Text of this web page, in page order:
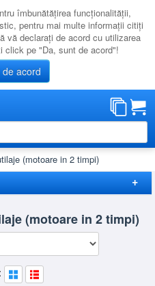
îmbunătăţirea funcţionalităţii,
pentru mai multe informaţii citiţi
vă declaraţi de acord cu utilizarea
click pe "Da, sunt de acord"!
acord
(motoare in 2 timpi)
(motoare in 2 timpi)